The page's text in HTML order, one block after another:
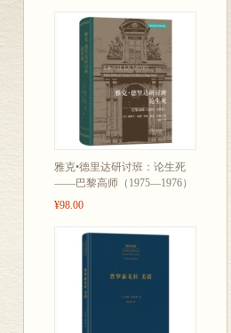
雅克•德里达研讨班：论生死
——巴黎高师（1975—1976）
¥98.00